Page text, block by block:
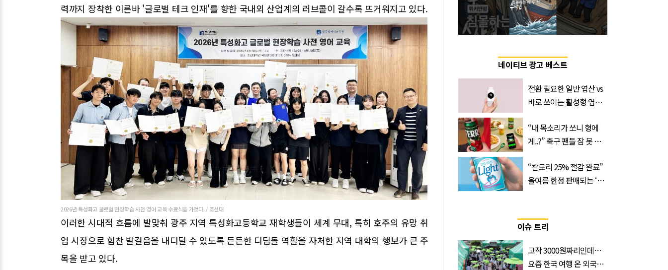
력까지 장착한 이른바 '글로벌 테크 인재'를 향한 국내외 산업계의 러브콜이 갈수록 뜨거워지고 있다.
2026년 특성화고 글로벌 현장학습 사전 영어 교육 수료식을 가졌다. / 조선대
이러한 시대적 흐름에 발맞춰 광주 지역 특성화고등학교 재학생들이 세계 무대, 특히 호주의 유망 취
업 시장으로 힘찬 발걸음을 내디딜 수 있도록 든든한 디딤돌 역할을 자처한 지역 대학의 행보가 큰 주
목을 받고 있다.
네이티브 광고 베스트
전환 필요한 일반 엽산 vs
바로 쓰이는 활성형 엽
‘Quatrefolic®’ 주목
“내 목소리가 쏘니 형에
게..?” 축구 팬들 잠 못 들
트
“칼로리 25% 절감 완료”
올여름 한정 판매되는 ‘최
이슈 트리
고작 3000원짜리인데…
요즘 한국 여행 온 외국인